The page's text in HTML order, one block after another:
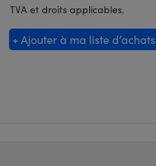
TVA et droits applicables.
+ Ajouter à ma liste d’achats